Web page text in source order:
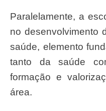
Paralelamente, a escola também terá um foco
no desenvolvimento
saúde, elemento
tanto da saúde
formação e
área.